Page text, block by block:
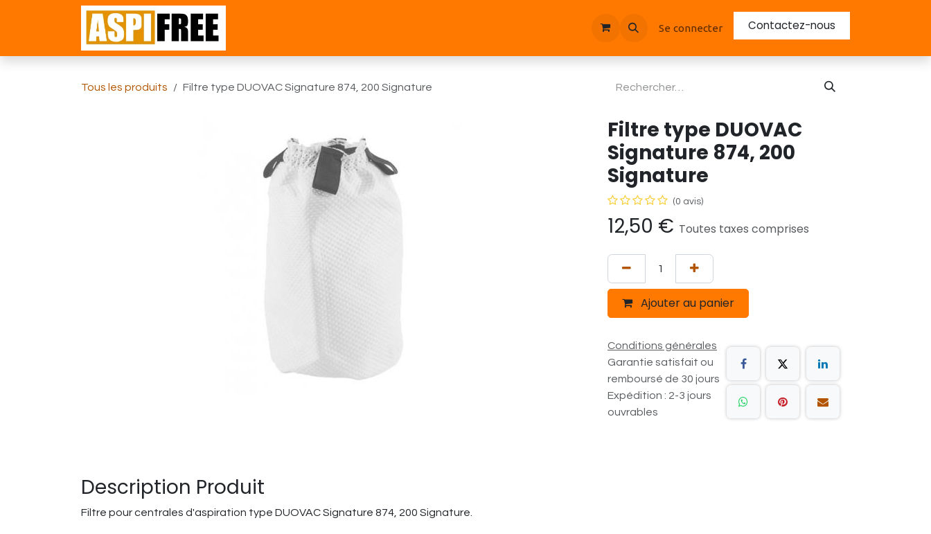
Se rendre au contenu
Se connecter Contactez-nous
Tous les produits Filtre type DUOVAC Signature 874, 200 Signature
Filtre type DUOVAC
Signature 874, 200
Signature
(0 avis)
12,50 € Toutes taxes comprises
Ajouter au panier
Conditions générales
Garantie satisfait ou
remboursé de 30 jours
Expédition : 2-3 jours
ouvrables
Description Produit
Filtre pour centrales d'aspiration type DUOVAC Signature 874, 200 Signature.